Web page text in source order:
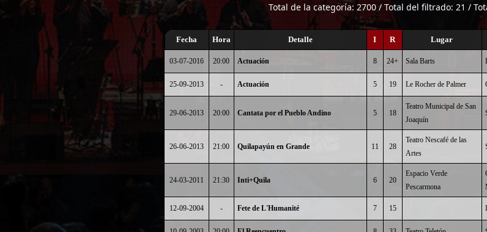
Total de la categoría: 2700 / Total del filtrado: 21 /
Fecha Hora Detalle I R Lugar
03-07-2016 20:00 Actuación 8 24+ Sala Barts
25-09-2013 - Actuación 5 19 Le Rocher de Palmer
29-06-2013 20:00 Cantata por el Pueblo Andino 5 18
Teatro Municipal de San
Joaquín
26-06-2013 21:00 Quilapayún en Grande 11 28
Teatro Nescafé de las
Artes
24-03-2011 21:30 Inti+Quila 6 20
Espacio Verde
Pescarmona
12-09-2004 - Fete de L'Humanité 7 15